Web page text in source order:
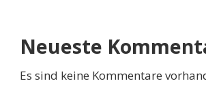
Neueste
Es sind keine Kommentare